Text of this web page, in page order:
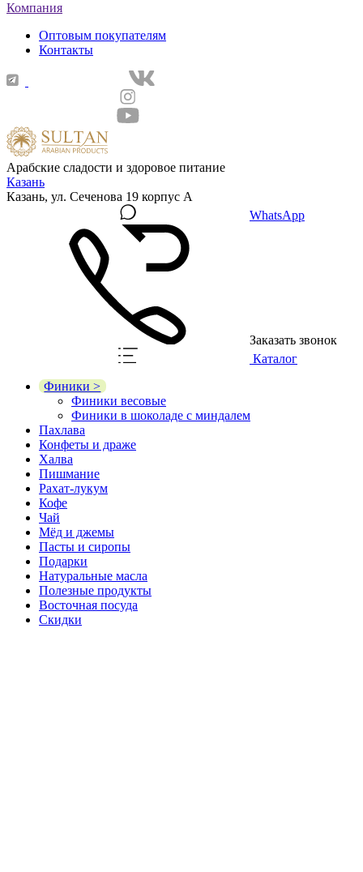
Компания
Оптовым покупателям
Контакты
Арабские сладости и здоровое питание
Казань
Казань, ул. Сеченова 19 корпус А
WhatsApp
Заказать звонок
Каталог
Финики >
Финики весовые
Финики в шоколаде с миндалем
Пахлава
Конфеты и драже
Халва
Пишмание
Рахат-лукум
Кофе
Чай
Мёд и джемы
Пасты и сиропы
Подарки
Натуральные масла
Полезные продукты
Восточная посуда
Скидки